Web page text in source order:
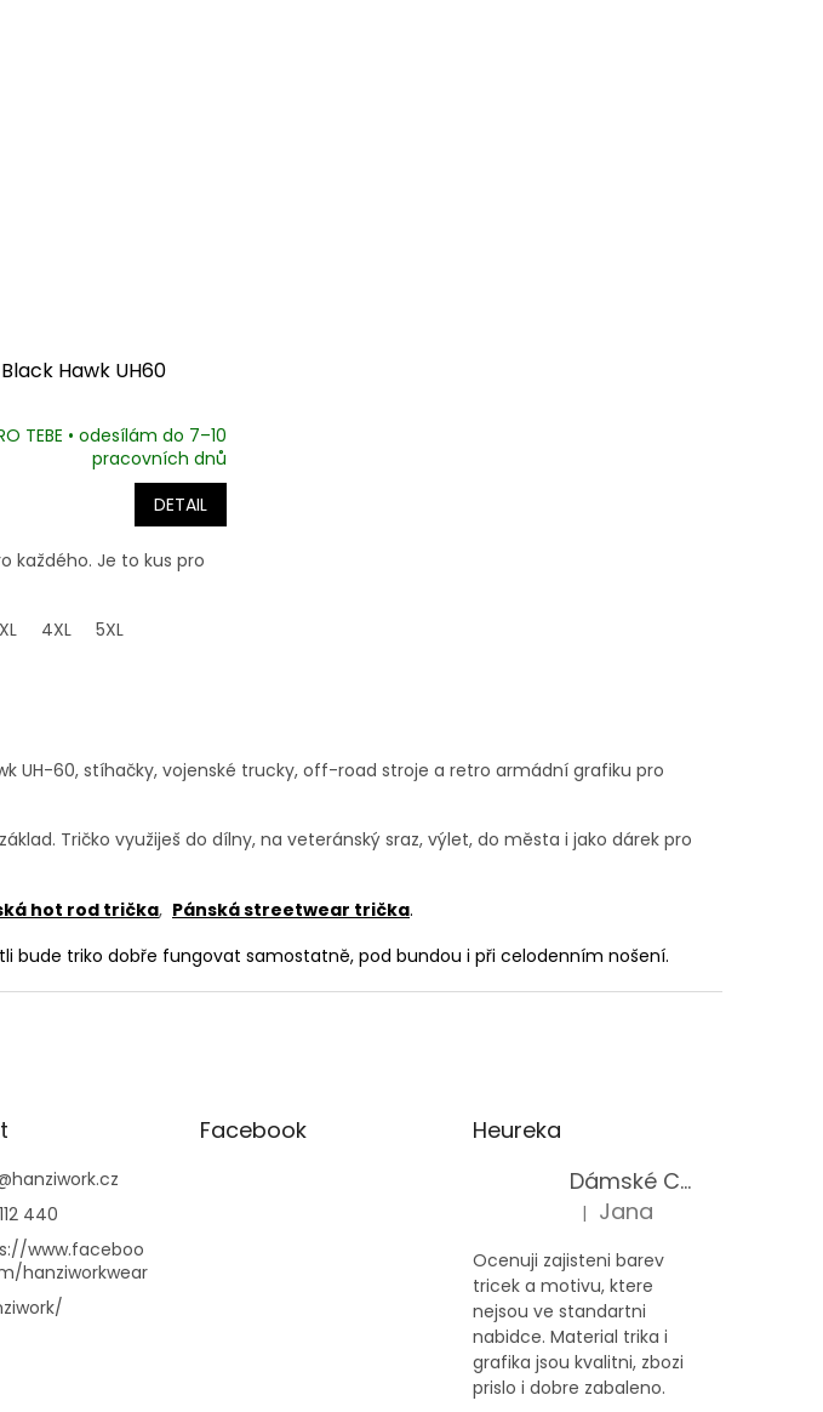
Hawk UH60
TEBE • odesílám do 7–10
pracovních dnů
DETAIL
každého. Je to kus pro
4XL 5XL
á
d
c
í
v
y
v
UH-60, stíhačky, vojenské trucky, off-road stroje a retro armádní grafiku pro
Tričko využiješ do dílny, na veteránský sraz, výlet, do města i jako dárek pro
hot rod trička, Pánská streetwear trička.
bude triko dobře fungovat samostatně, pod bundou i při celodenním nošení.
hanziwork.cz
440
www.faceboo
hanziworkwear
Facebook
Heureka
Dámské Cars & Racing tričko Ford Mustang 5. generace
Hodnocení produktu je 5 z 5
| Jana
Ocenuji zajisteni barev
tricek a motivu, ktere
nejsou ve standartni
nabidce. Material trika i
grafika jsou kvalitni, zbozi
prislo i dobre zabaleno.